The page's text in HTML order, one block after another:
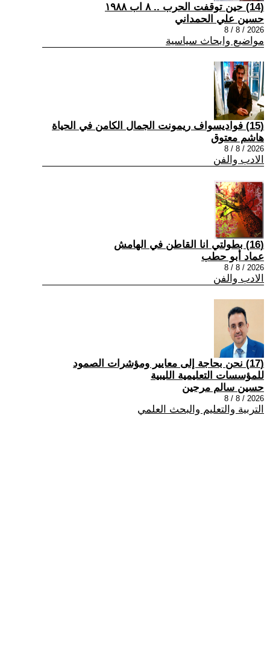
(14) حين توقفت الحرب .. ٨ اب ١٩٨٨
حسين علي الحمداني
2026 / 8 / 8
مواضيع وابحاث سياسية
(15) فواديسواف ريمونت الجمال الكامن في الحياة
هاشم معتوق
2026 / 8 / 8
الادب والفن
(16) بطولتي انا القاطن في الهامش
عماد أبو حطب
2026 / 8 / 8
الادب والفن
(17) نحن بحاجة إلى معايير ومؤشرات الصمود
للمؤسسات التعليمية الليبية
حسين سالم مرجين
2026 / 8 / 8
التربية والتعليم والبحث العلمي